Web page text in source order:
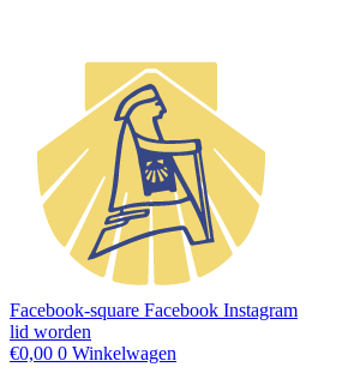
Facebook-square Facebook Instagram
lid worden
€0,00 0 Winkelwagen